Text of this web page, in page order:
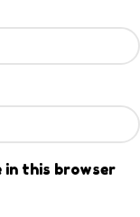
in this browser